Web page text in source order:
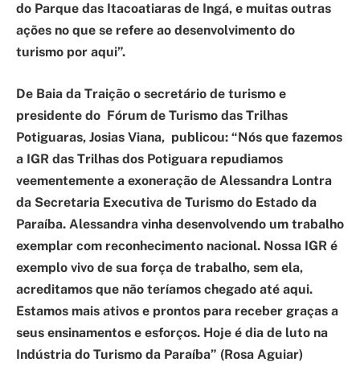
do Parque das Itacoatiaras de Ingá, e muitas outras
ações no que se refere ao desenvolvimento do
turismo por aqui”.
De Baia da Traição o secretário de turismo e
presidente do Fórum de Turismo das Trilhas
Potiguaras, Josias Viana, publicou: “Nós que fazemos
a IGR das Trilhas dos Potiguara repudiamos
veementemente a exoneração de Alessandra Lontra
da Secretaria Executiva de Turismo do Estado da
Paraíba. Alessandra vinha desenvolvendo um trabalho
exemplar com reconhecimento nacional. Nossa IGR é
exemplo vivo de sua força de trabalho, sem ela,
acreditamos que não teríamos chegado até aqui.
Estamos mais ativos e prontos para receber graças a
seus ensinamentos e esforços. Hoje é dia de luto na
Indústria do Turismo da Paraíba” (Rosa Aguiar)